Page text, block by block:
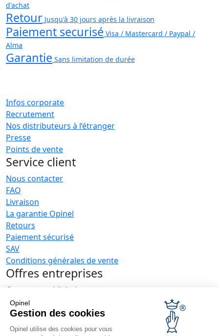
Opinel
Gestion des cookies
Opinel utilise des cookies pour vous
d'achat
Retour Jusqu'à 30 jours après la livraison
Paiement securisé Visa / Mastercard / Paypal /
Alma
Garantie Sans limitation de durée
Infos corporate
Recrutement
Nos distributeurs à l’étranger
Presse
Points de vente
Service client
Nous contacter
FAQ
Livraison
La garantie Opinel
Retours
Paiement sécurisé
SAV
Conditions générales de vente
Offres entreprises
Couteaux publicitaires
Restaurateurs
Opinel News
Recevoir les actualités